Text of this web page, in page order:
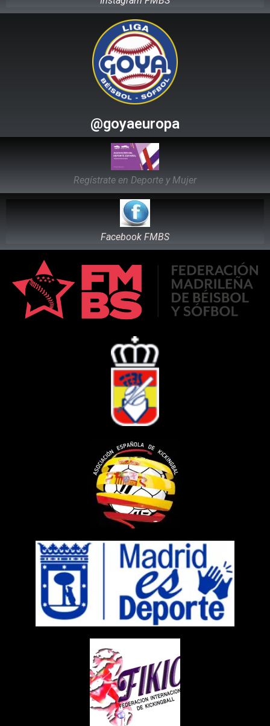
@goyaeuropa
Regístrate en Deporte y Mujer
Facebook FMBS